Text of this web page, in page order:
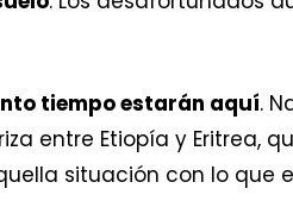
tiempo estarán aquí.
entre Etiopía y Eritrea,
situación con lo que